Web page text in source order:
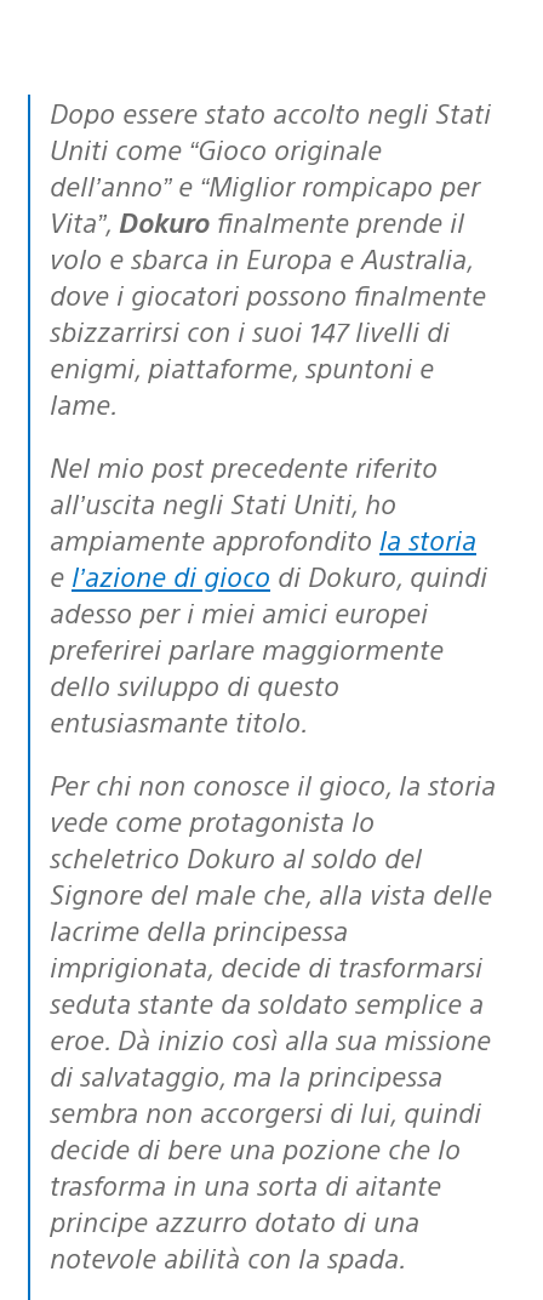
Dopo essere stato accolto negli Stati
Uniti come “Gioco originale
dell’anno”e “Miglior rompicapo per
Vita”, Dokuro finalmente prende il
volo e sbarca in Europa e Australia,
dove i giocatori possono finalmente
sbizzarrirsi con i suoi 147 livelli di
enigmi, piattaforme, spuntoni e
lame.
Nel mio post precedente riferito
all’uscita negli Stati Uniti, ho
ampiamente approfondito la storia
e l’azione di gioco di Dokuro, quindi
adesso per i miei amici europei
preferirei parlare maggiormente
dello sviluppo di questo
entusiasmante titolo.
Per chi non conosce il gioco, la storia
vede come protagonista lo
scheletrico Dokuro al soldo del
Signore del male che, alla vista delle
lacrime della principessa
imprigionata, decide di trasformarsi
seduta stante da soldato semplice a
eroe. Dà inizio così alla sua missione
di salvataggio, ma la principessa
sembra non accorgersi di lui, quindi
decide di bere una pozione che lo
trasforma in una sorta di aitante
principe azzurro dotato di una
notevole abilità con la spada.